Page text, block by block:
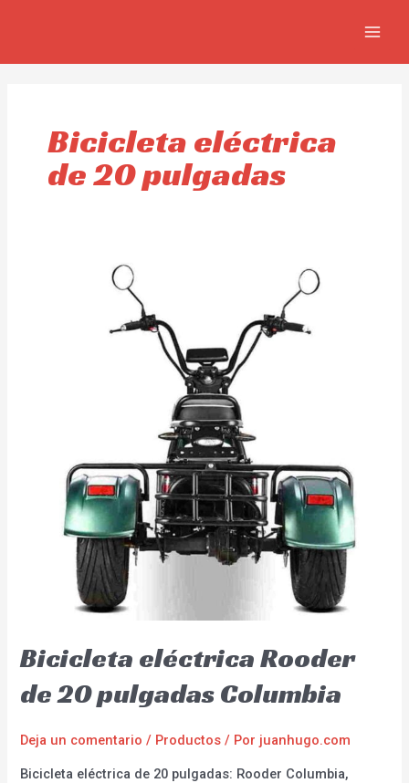
Bicicleta eléctrica
de 20 pulgadas
Bicicleta eléctrica Rooder
de 20 pulgadas Columbia
Deja un comentario / Productos / Por juanhugo.com
Bicicleta eléctrica de 20 pulgadas: Rooder Columbia,